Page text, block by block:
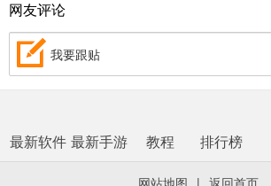
网友评论
我要跟贴
最新软件 最新手游 教程 排行榜
网站地图 | 返回首页